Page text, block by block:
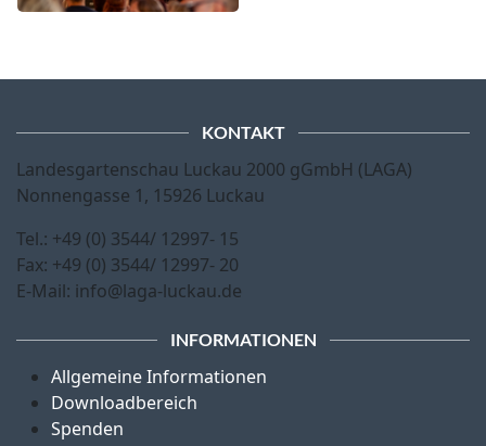
KONTAKT
Landesgartenschau Luckau 2000 gGmbH (LAGA)
Nonnengasse 1, 15926 Luckau
Tel.: +49 (0) 3544/ 12997- 15
Fax: +49 (0) 3544/ 12997- 20
E-Mail: info@laga-luckau.de
INFORMATIONEN
Allgemeine Informationen
Downloadbereich
Spenden